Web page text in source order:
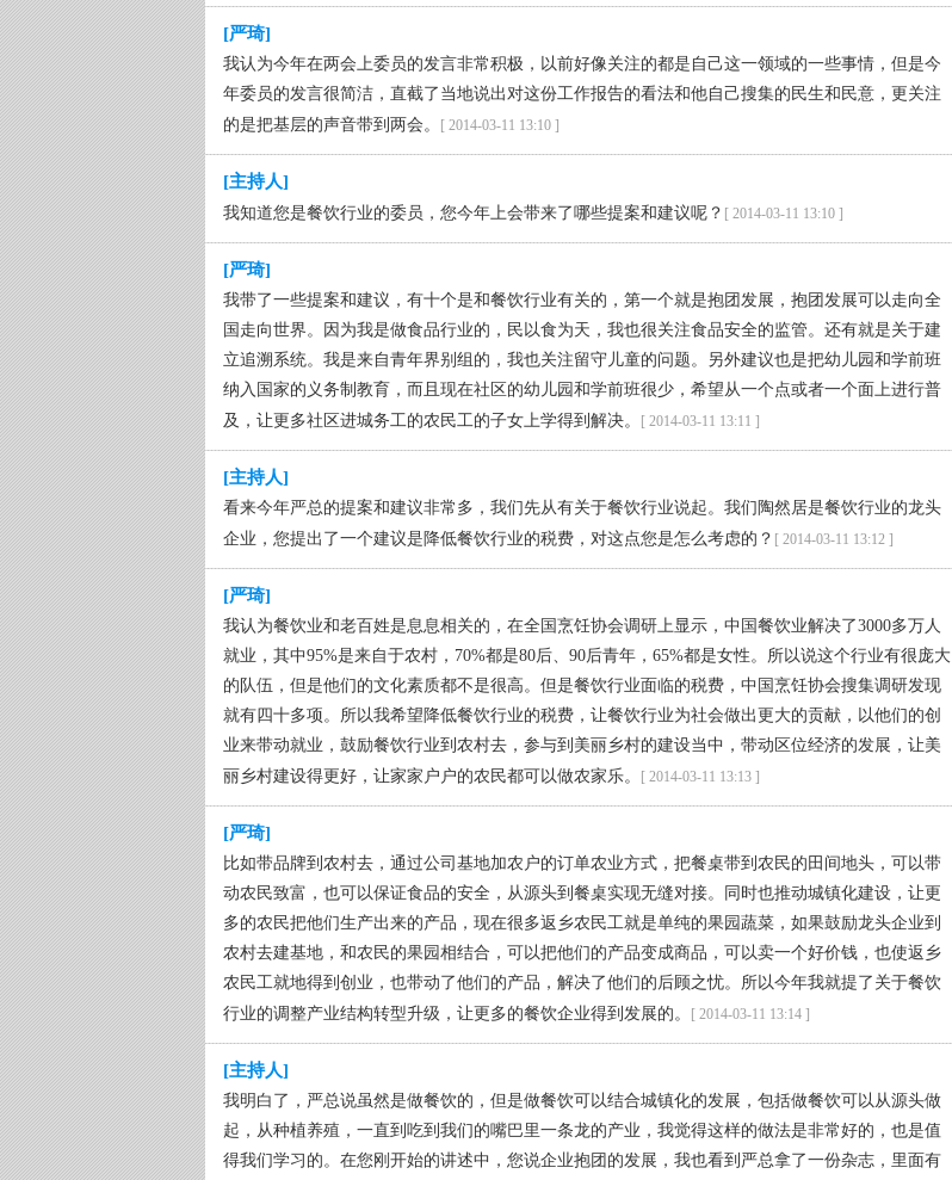
[严琦]
我认为今年在两会上委员的发言非常积极，以前好像关注的都是自己这一领域的一些事情，但是今
年委员的发言很简洁，直截了当地说出对这份工作报告的看法和他自己搜集的民生和民意，更关注
的是把基层的声音带到两会。
[ 2014-03-11 13:10 ]
[主持人]
我知道您是餐饮行业的委员，您今年上会带来了哪些提案和建议呢？ [ 2014-03-11 13:10 ]
[严琦]
我带了一些提案和建议，有十个是和餐饮行业有关的，第一个就是抱团发展，抱团发展可以走向全
国走向世界。因为我是做食品行业的，民以食为天，我也很关注食品安全的监管。还有就是关于建
立追溯系统。我是来自青年界别组的，我也关注留守儿童的问题。另外建议也是把幼儿园和学前班
纳入国家的义务制教育，而且现在社区的幼儿园和学前班很少，希望从一个点或者一个面上进行普
及，让更多社区进城务工的农民工的子女上学得到解决。
[ 2014-03-11 13:11 ]
[主持人]
看来今年严总的提案和建议非常多，我们先从有关于餐饮行业说起。我们陶然居是餐饮行业的龙头
企业，您提出了一个建议是降低餐饮行业的税费，对这点您是怎么考虑的？ [ 2014-03-11 13:12 ]
[严琦]
我认为餐饮业和老百姓是息息相关的，在全国烹饪协会调研上显示，中国餐饮业解决了3000多万人
就业，其中95%是来自于农村，70%都是80后、90后青年，65%都是女性。所以说这个行业有很庞大
的队伍，但是他们的文化素质都不是很高。但是餐饮行业面临的税费，中国烹饪协会搜集调研发现
就有四十多项。所以我希望降低餐饮行业的税费，让餐饮行业为社会做出更大的贡献，以他们的创
业来带动就业，鼓励餐饮行业到农村去，参与到美丽乡村的建设当中，带动区位经济的发展，让美
丽乡村建设得更好，让家家户户的农民都可以做农家乐。
[ 2014-03-11 13:13 ]
[严琦]
比如带品牌到农村去，通过公司基地加农户的订单农业方式，把餐桌带到农民的田间地头，可以带
动农民致富，也可以保证食品的安全，从源头到餐桌实现无缝对接。同时也推动城镇化建设，让更
多的农民把他们生产出来的产品，现在很多返乡农民工就是单纯的果园蔬菜，如果鼓励龙头企业到
农村去建基地，和农民的果园相结合，可以把他们的产品变成商品，可以卖一个好价钱，也使返乡
农民工就地得到创业，也带动了他们的产品，解决了他们的后顾之忧。所以今年我就提了关于餐饮
行业的调整产业结构转型升级，让更多的餐饮企业得到发展的。
[ 2014-03-11 13:14 ]
[主持人]
我明白了，严总说虽然是做餐饮的，但是做餐饮可以结合城镇化的发展，包括做餐饮可以从源头做
起，从种植养殖，一直到吃到我们的嘴巴里一条龙的产业，我觉得这样的做法是非常好的，也是值
得我们学习的。在您刚开始的讲述中，您说企业抱团的发展，我也看到严总拿了一份杂志，里面有